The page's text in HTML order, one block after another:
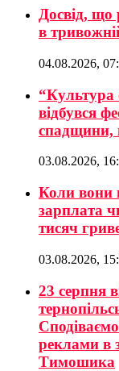
Досвід, що
в
04.08.2026,
“Культура
відбувся
спадщини,
03.08.2026,
Коли вони
зарплата
тисяч
03.08.2026,
23 серпня
реклами в
Тимошика